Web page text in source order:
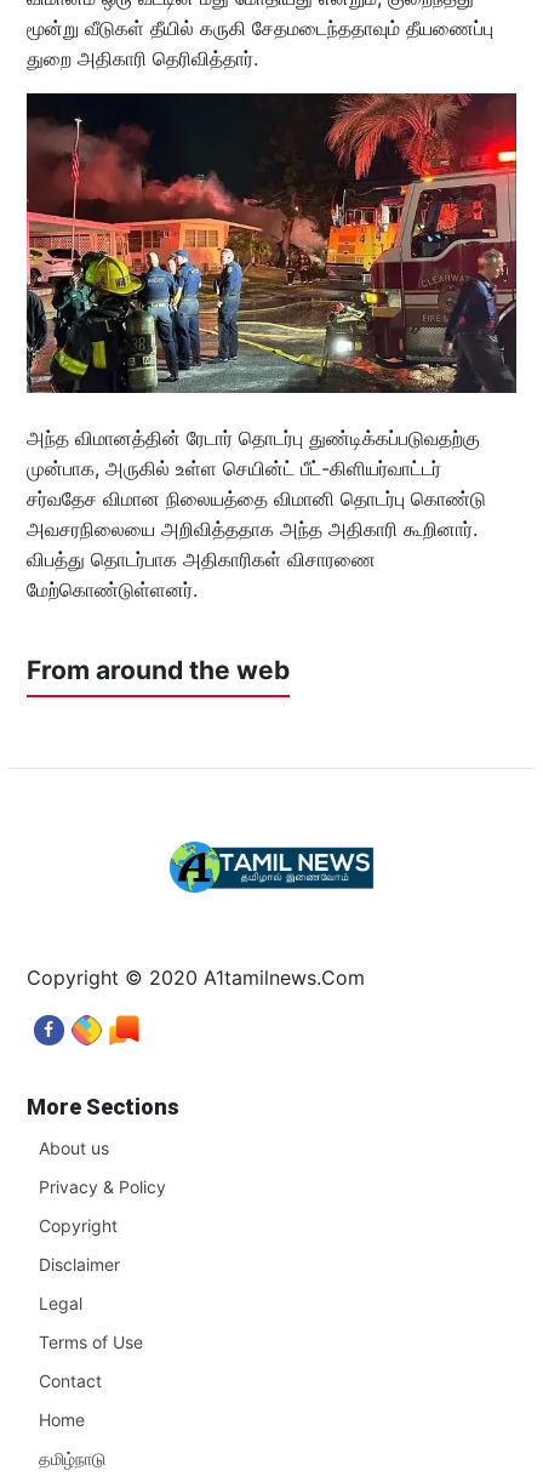
மூன்று வீடுகள் தீயில் கருகி சேதமடைந்ததாவும் தீயணைப்பு
துறை அதிகாரி தெரிவித்தார்.
அந்த விமானத்தின் ரேடார் தொடர்பு துண்டிக்கப்படுவதற்கு
முன்பாக, அருகில் உள்ள செயின்ட் பீட்-கிளியர்வாட்டர்
சர்வதேச விமான நிலையத்தை விமானி தொடர்பு கொண்டு
அவசரநிலையை அறிவித்ததாக அந்த அதிகாரி கூறினார்.
விபத்து தொடர்பாக அதிகாரிகள் விசாரணை
மேற்கொண்டுள்ளனர்.
From around the web
Copyright © 2020 A1tamilnews.Com
More Sections
About us
Privacy & Policy
Copyright
Disclaimer
Legal
Terms of Use
Contact
Home
தமிழ்நாடு